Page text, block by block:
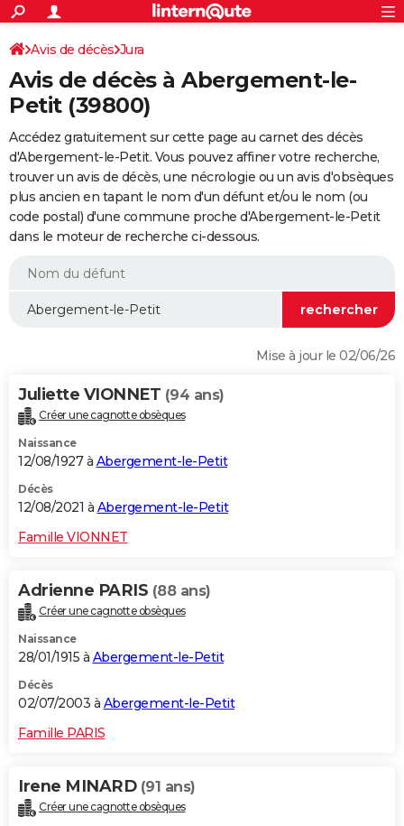
ACTUALITÉS
Politique
Société
Faits Divers
Education
Monde
Villes
+
SPORT
Coupe du monde 2026
Football
Tennis
Cyclisme
Rugby
Forum
CULTURE
FINANCE
Retraite
Impôts
Epargne
Immobilier
Risques naturels par ville
Banque
Assurance
Crédit
Essais
Réserver un essai
Citadines
Berlines
SUV
Forum auto
+
HIGH-TECH
Mobiles
Meilleur smartphone
Internet
Ordinateurs
Jeux vidéo
Guide high-tech
+
BRICOLAGE
Forum
Aménagement intérieur
Extérieur
Cuisine
Salle de bains
Jardinage
Rangement
WEEK-END
Guides de France
Escapades
Patrimoine
Expositions
Musées
Week-end nature
LIFESTYLE
Alimentation
Guide de la santé
Maladies
Médicaments
Sommeil
VOYAGE
Destinations
City break
Voyage nature
Voyage de noces
Forum
Climat
+PHOTO
GUIDES D'ACHAT
BONS PLANS
CARTE DE VOEUX
Dictionnaire
Biographies
Citations
Expressions
Proverbes
PROGRAMME TV
COPAINS D'AVANT
S'inscrire
Se connecter
Lycées
Collèges
Primaires
Universités
Entreprises
Service militaire
Avis de recherche
AVIS DE DÉCÈS
Avis de décès Jura
Avis de décès à Abergement-le-
Petit (39800)
Accédez gratuitement sur cette page au carnet des décès
d'Abergement-le-Petit. Vous pouvez affiner votre recherche,
trouver un avis de décès, une nécrologie ou un avis d'obsèques
plus ancien en tapant le nom d'un défunt et/ou le nom (ou
code postal) d'une commune proche d'Abergement-le-Petit
dans le moteur de recherche ci-dessous.
Mise à jour le 02/06/26
Juliette VIONNET (94 ans)
Créer une cagnotte obsèques
Naissance
12/08/1927 à Abergement-le-Petit
Décès
12/08/2021 à Abergement-le-Petit
Famille VIONNET
Adrienne PARIS (88 ans)
Créer une cagnotte obsèques
Naissance
28/01/1915 à Abergement-le-Petit
Décès
02/07/2003 à Abergement-le-Petit
Famille PARIS
Irene MINARD (91 ans)
Créer une cagnotte obsèques